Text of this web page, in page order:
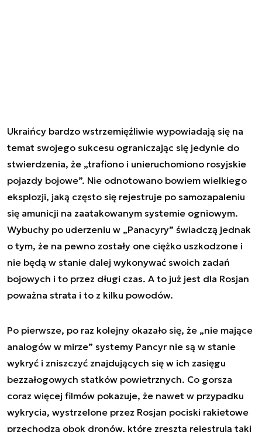
Ukraińcy bardzo wstrzemięźliwie wypowiadają się na
temat swojego sukcesu ograniczając się jedynie do
stwierdzenia, że „trafiono i unieruchomiono rosyjskie
pojazdy bojowe”. Nie odnotowano bowiem wielkiego
eksplozji, jaką często się rejestruje po samozapaleniu
się amunicji na zaatakowanym systemie ogniowym.
Wybuchy po uderzeniu w „Panacyry” świadczą jednak
o tym, że na pewno zostały one ciężko uszkodzone i
nie będą w stanie dalej wykonywać swoich zadań
bojowych i to przez długi czas. A to już jest dla Rosjan
poważna strata i to z kilku powodów.
Po pierwsze, po raz kolejny okazało się, że „nie mające
analogów w mirze” systemy Pancyr nie są w stanie
wykryć i zniszczyć znajdujących się w ich zasięgu
bezzałogowych statków powietrznych. Co gorsza
coraz więcej filmów pokazuje, że nawet w przypadku
wykrycia, wystrzelone przez Rosjan pociski rakietowe
przechodzą obok dronów, które zresztą rejestrują taki